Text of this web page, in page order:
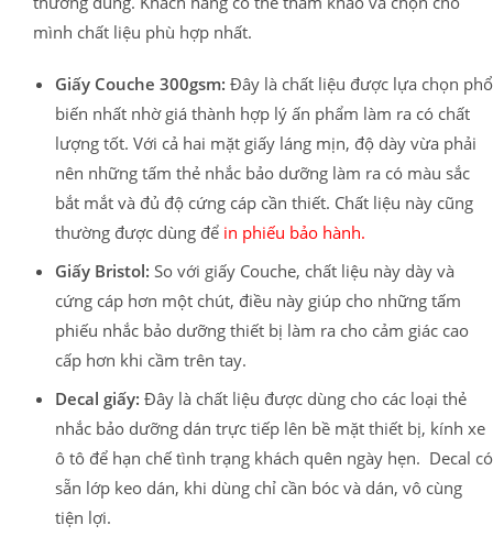
mình chất liệu phù hợp nhất.
Giấy Couche 300gsm: Đây là chất liệu được lựa chọn phổ
biến nhất nhờ giá thành hợp lý ấn phẩm làm ra có chất
lượng tốt. Với cả hai mặt giấy láng mịn, độ dày vừa phải
nên những tấm thẻ nhắc bảo dưỡng làm ra có màu sắc
bắt mắt và đủ độ cứng cáp cần thiết. Chất liệu này cũng
thường được dùng để in phiếu bảo hành.
Giấy Bristol: So với giấy Couche, chất liệu này dày và
cứng cáp hơn một chút, điều này giúp cho những tấm
phiếu nhắc bảo dưỡng thiết bị làm ra cho cảm giác cao
cấp hơn khi cầm trên tay.
Decal giấy: Đây là chất liệu được dùng cho các loại thẻ
nhắc bảo dưỡng dán trực tiếp lên bề mặt thiết bị, kính xe
ô tô để hạn chế tình trạng khách quên ngày hẹn. Decal có
sẵn lớp keo dán, khi dùng chỉ cần bóc và dán, vô cùng
tiện lợi.